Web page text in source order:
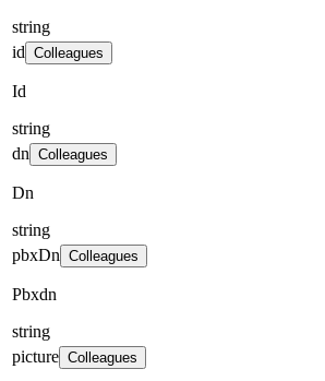
string
id Colleagues
Id
string
dn Colleagues
Dn
string
pbxDn Colleagues
Pbxdn
string
picture Colleagues